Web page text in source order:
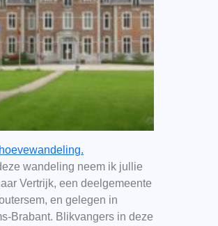
wandeling neem ik jullie
Vertrijk, een deelgemeente
en gelegen in
Brabant. Blikvangers in deze